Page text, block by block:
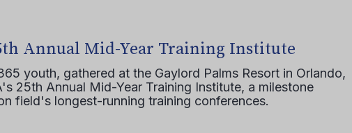
Annual Mid-Year Training Institute
youth, gathered at the Gaylord Palms Resort in Orlando,
25th Annual Mid-Year Training Institute, a milestone
field's longest-running training conferences.